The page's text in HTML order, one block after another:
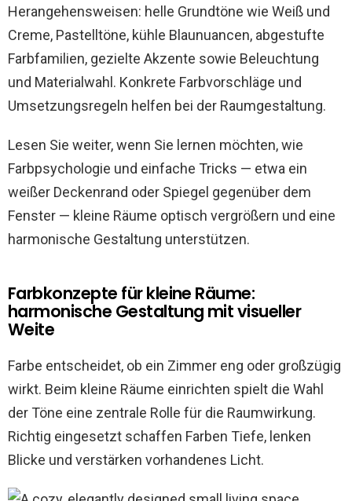
Herangehensweisen: helle Grundtöne wie Weiß und
Creme, Pastelltöne, kühle Blaunuancen, abgestufte
Farbfamilien, gezielte Akzente sowie Beleuchtung
und Materialwahl. Konkrete Farbvorschläge und
Umsetzungsregeln helfen bei der Raumgestaltung.
Lesen Sie weiter, wenn Sie lernen möchten, wie
Farbpsychologie und einfache Tricks — etwa ein
weißer Deckenrand oder Spiegel gegenüber dem
Fenster — kleine Räume optisch vergrößern und eine
harmonische Gestaltung unterstützen.
Farbkonzepte für kleine Räume:
harmonische Gestaltung mit visueller
Weite
Farbe entscheidet, ob ein Zimmer eng oder großzügig
wirkt. Beim kleine Räume einrichten spielt die Wahl
der Töne eine zentrale Rolle für die Raumwirkung.
Richtig eingesetzt schaffen Farben Tiefe, lenken
Blicke und verstärken vorhandenes Licht.